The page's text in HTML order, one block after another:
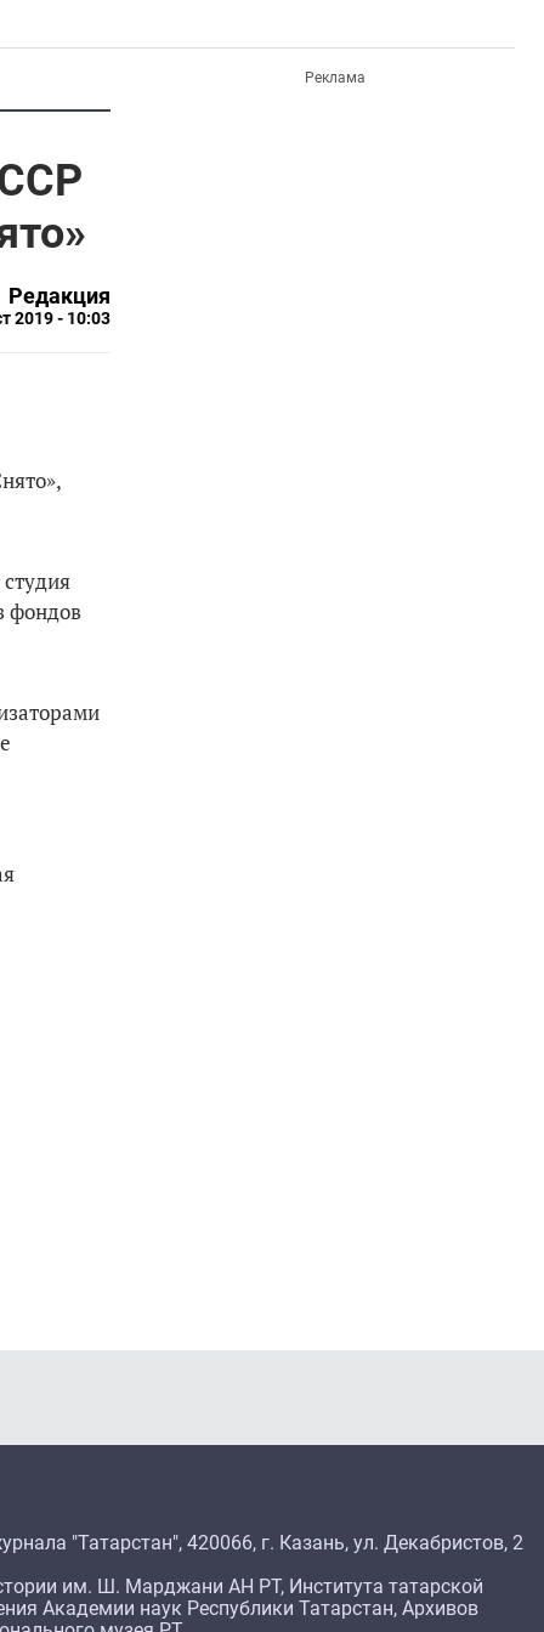
Редакция
2019 - 10:03
фондов
Реклама
"Татарстан", 420066, г. Казань, ул. Декабристов, 2
им. Ш. Марджани АН РТ, Института татарской
Академии наук Республики Татарстан, Архивов